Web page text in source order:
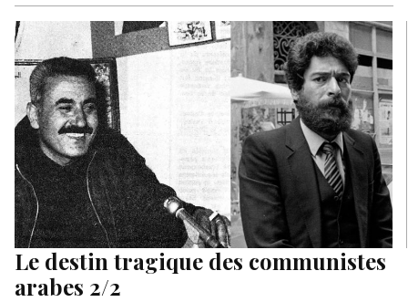
Novembre comme déclencheur de la Révolution algérienne
Par René…
Le destin tragique des communistes
arabes 2/2